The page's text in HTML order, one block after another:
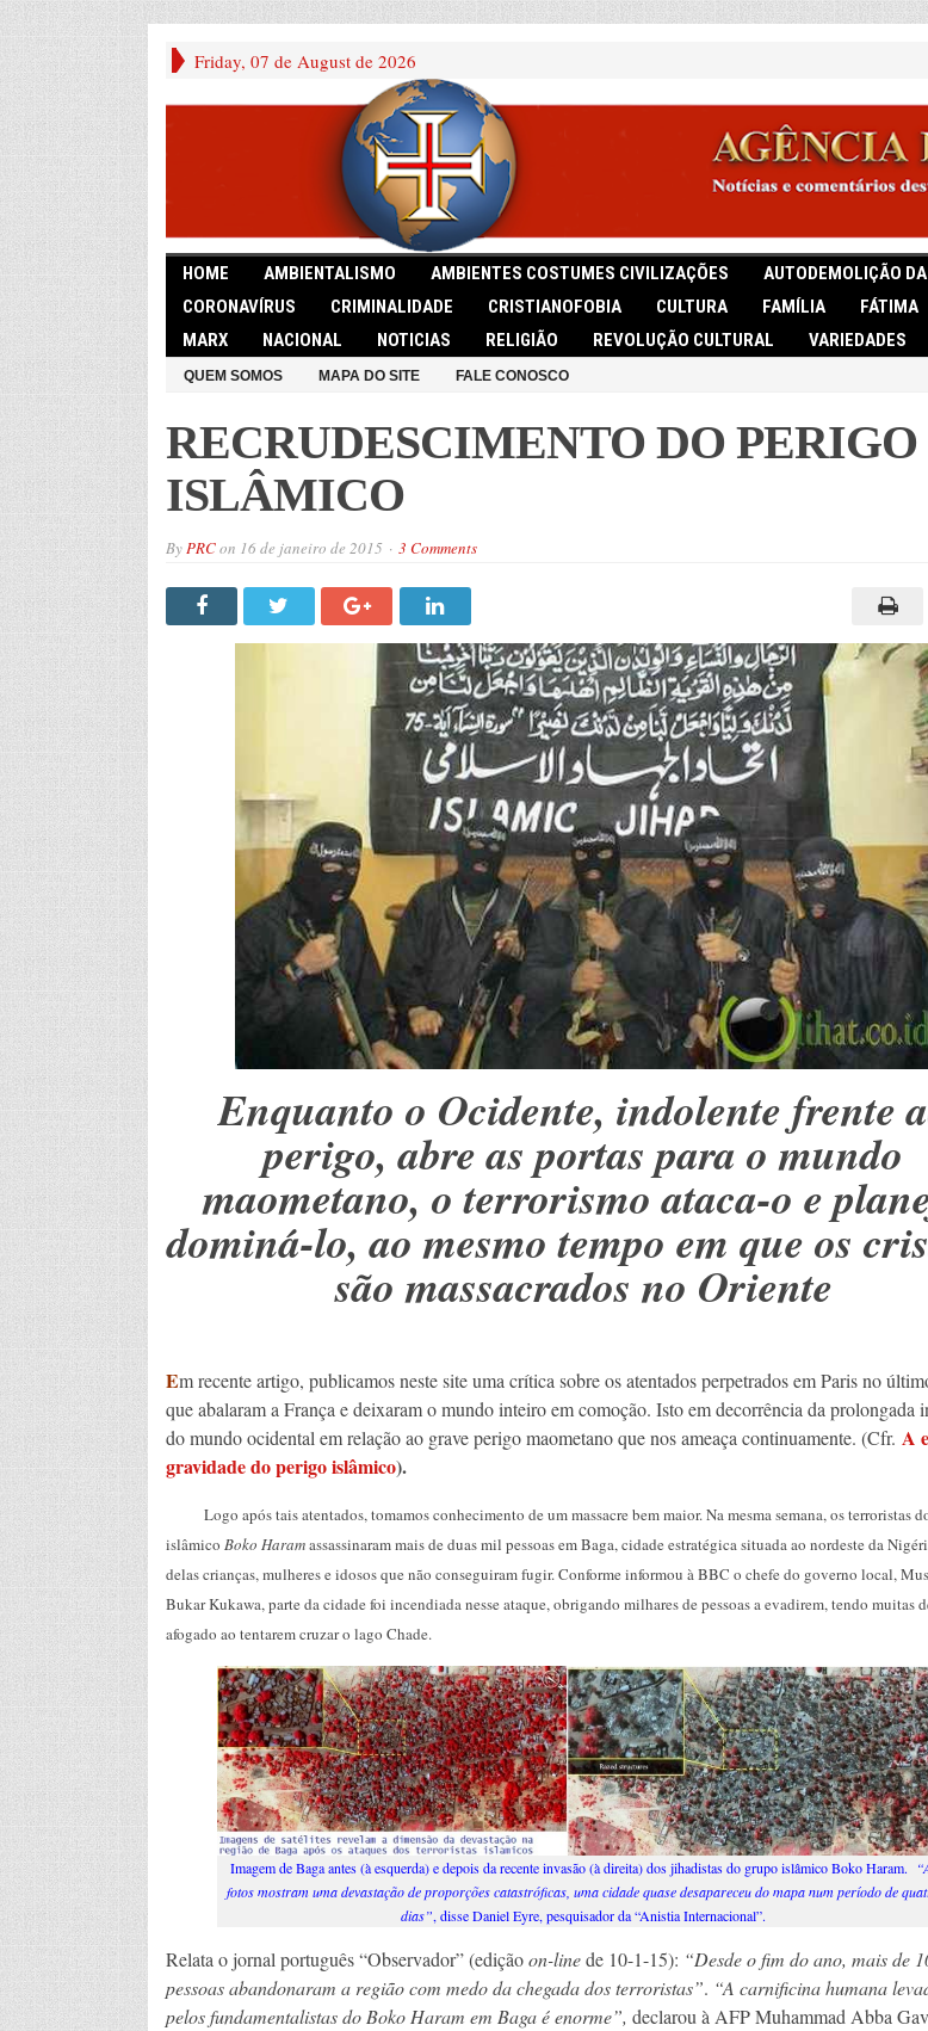
Friday, 07 de August de 2026
HOME AMBIENTALISMO AMBIENTES COSTUMES CIVILIZAÇÕES AUTODEMOLIÇÃO
CORONAVÍRUS
CRIMINALIDADE CRISTIANOFOBIA CULTURA FAMÍLIA FÁTIMA
MARX
NACIONAL NOTICIAS RELIGIÃO REVOLUÇÃO CULTURAL VARIEDADES
QUEM SOMOS MAPA DO SITE FALE CONOSCO
RECRUDESCIMENTO DO PERIGO
ISLÂMICO
ByPRCon 16 de janeiro de 2015 3 Comments
Enquanto o Ocidente, indolente frente
perigo, abre as portas para o mundo
maometano, o terrorismo ataca-o e
dominá-lo, ao mesmo tempo em que os
são massacrados no Oriente
Em recente artigo, publicamos neste site uma crítica sobre os atentados perpetrados em Paris no
que abalaram a França e deixaram o mundo inteiro em comoção. Isto em decorrência da prolongada
do mundo ocidental em relação ao grave perigo maometano que nos ameaça continuamente. (Cfr. A
gravidade do perigo islâmico).
Logo após tais atentados, tomamos conhecimento de um massacre bem maior. Na mesma semana, os terroristas
islâmico Boko Haramassassinaram mais de duas mil pessoas em Baga, cidade estratégica situada ao nordeste da
delas crianças, mulheres e idosos que não conseguiram fugir. Conforme informou à BBC o chefe do governo local,
Bukar Kukawa, parte da cidade foi incendiada nesse ataque, obrigando milhares de pessoas a evadirem, tendo muitas
afogado ao tentarem cruzar o lago Chade.
Imagem de Baga antes (à esquerda) e depois da recente invasão (à direita) dos jihadistas do grupo islâmico Boko Haram.
fotos mostram uma devastação de proporções catastróficas, uma cidade quase desapareceu do mapa num período de
dias”, disse Daniel Eyre, pesquisador da “Anistia Internacional”.
Relata o jornal português “Observador” (ediçãoon-linede 10-1-15): “Desde o fim do ano, mais de
pessoas abandonaram a região com medo da chegada dos terroristas”. “A carnificina humana
pelos fundamentalistas do Boko Haram em Baga é enorme”, declarou à AFP Muhammad Abba